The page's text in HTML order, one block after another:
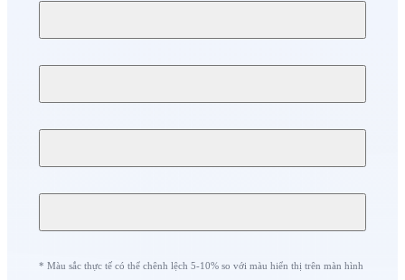
* Màu sắc thực tế có thể chênh lệch 5-10% so với màu hiển thị trên màn hình